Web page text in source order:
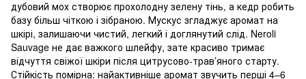
дубовий мох створює прохолодну зелену тінь, а кедр робить
базу більш чіткою і зібраною. Мускус згладжує аромат на
шкірі, залишаючи чистий, легкий і доглянутий слід. Neroli
Sauvage не дає важкого шлейфу, зате красиво тримає
відчуття свіжої шкіри після цитрусово-трав’яного старту.
Стійкість помірна: найактивніше аромат звучить перші 4–6